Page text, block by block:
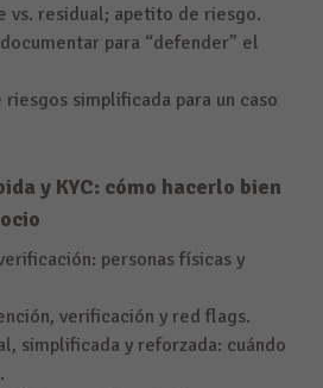
vs. residual; apetito de riesgo.
para “defender” el
simplificada para un caso
y KYC: cómo hacerlo bien
personas físicas y
verificación y red flags.
simplificada y reforzada: cuándo